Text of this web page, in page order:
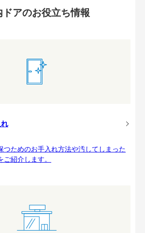
ドアのお役立ち情報
つためのお手入れ方法や汚してしまった
紹介します。